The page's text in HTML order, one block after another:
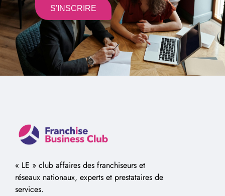
S'INSCRIRE
Alternative:
« LE » club affaires des franchiseurs et
réseaux nationaux, experts et prestataires de
services.